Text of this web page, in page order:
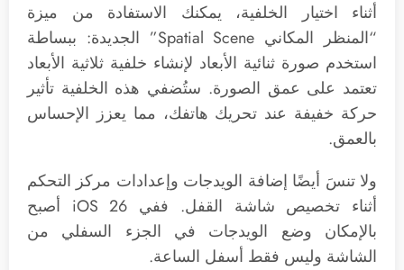
أثناء اختيار الخلفية، يمكنك الاستفادة من ميزة
“المنظر المكاني Spatial Scene” الجديدة: ببساطة
استخدم صورة ثنائية الأبعاد لإنشاء خلفية ثلاثية الأبعاد
تعتمد على عمق الصورة. ستُضفي هذه الخلفية تأثير
حركة خفيفة عند تحريك هاتفك، مما يعزز الإحساس
بالعمق.
ولا تنسَ أيضًا إضافة الويدجات وإعدادات مركز التحكم
أثناء تخصيص شاشة القفل. ففي iOS 26 أصبح
بالإمكان وضع الويدجات في الجزء السفلي من
الشاشة وليس فقط أسفل الساعة.